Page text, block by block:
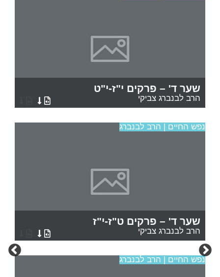
שער ד' – פרקים י"ז-י"ט
הרב לבנברג צביקי
נפש החיים | הרב לבנברג
שער ד' – פרקים ט"ז-י"ז
הרב לבנברג צביקי
נפש החיים | הרב לבנברג